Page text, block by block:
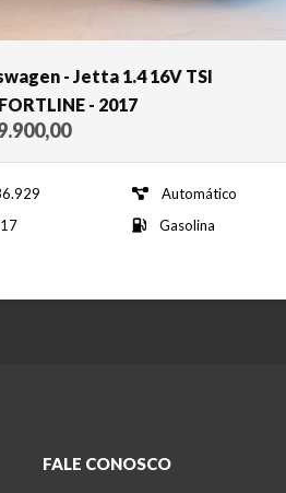
- Jetta 1.4 16V TSI
- 2017
Automático
Gasolina
FALE CONOSCO